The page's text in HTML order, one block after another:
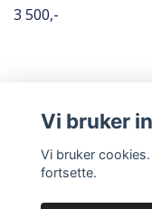
3 500,-
Vi bruker
Vi bruker
fortsette.